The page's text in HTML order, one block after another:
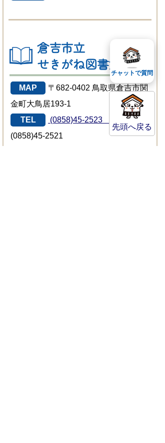
倉吉市立
せきがね図書館
MAP
〒682-0402 鳥取県倉吉市関
金町大鳥居193-1
TEL
(0858)45-2523
FAX
(0858)45-2521
先頭へ戻る
チャットで質問